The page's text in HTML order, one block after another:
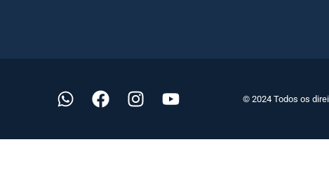
© 2024 Todos os